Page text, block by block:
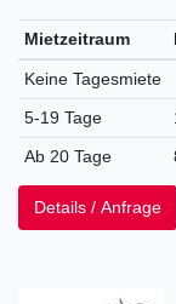
Mietzeitraum
Keine Tagesmiete
5-19 Tage
Ab 20 Tage
Details / Anfrage